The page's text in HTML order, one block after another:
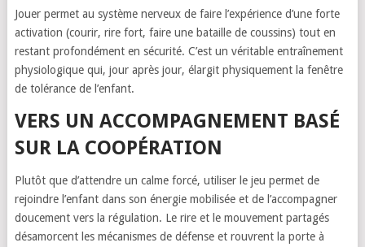
Jouer permet au système nerveux de faire l’expérience d’une forte
activation (courir, rire fort, faire une bataille de coussins) tout en
restant profondément en sécurité. C’est un véritable entraînement
physiologique qui, jour après jour, élargit physiquement la fenêtre
de tolérance de l’enfant.
VERS UN ACCOMPAGNEMENT BASÉ
SUR LA COOPÉRATION
Plutôt que d’attendre un calme forcé, utiliser le jeu permet de
rejoindre l’enfant dans son énergie mobilisée et de l’accompagner
doucement vers la régulation. Le rire et le mouvement partagés
désamorcent les mécanismes de défense et rouvrent la porte à